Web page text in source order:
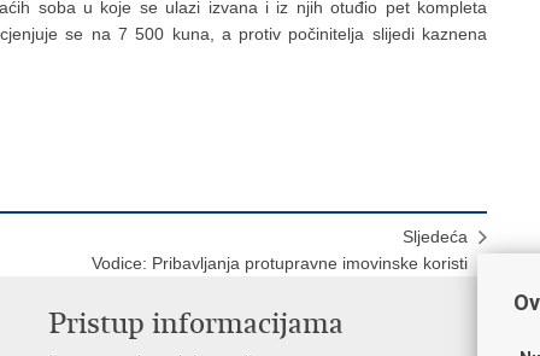
soba u koje se ulazi izvana i iz njih otuđio pet kompleta
se na 7 500 kuna, a protiv počinitelja slijedi kaznena
Sljedeća
Vodice: Pribavljanja protupravne imovinske koristi
Pristup informacijama